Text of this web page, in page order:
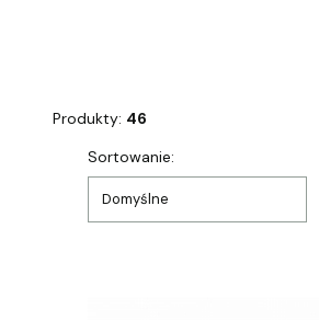
Produkty: 46
Lista produktów
Sortowanie:
Domyślne